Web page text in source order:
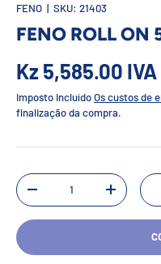
FENO | SKU: 21403
FENO ROLL ON
Kz 5,585.00
Imposto incluídoOs custos de
finalização da compra.
Qtd.
-
+